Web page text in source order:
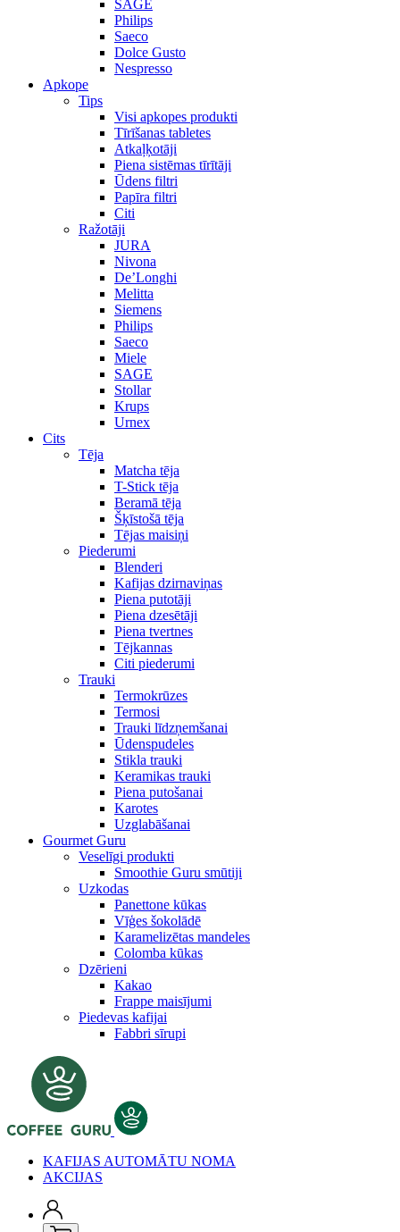
SAGE
Philips
Saeco
Dolce Gusto
Nespresso
Apkope
Tips
Visi apkopes produkti
Tīrīšanas tabletes
Atkaļķotāji
Piena sistēmas tīrītāji
Ūdens filtri
Papīra filtri
Citi
Ražotāji
JURA
Nivona
De’Longhi
Melitta
Siemens
Philips
Saeco
Miele
SAGE
Stollar
Krups
Urnex
Cits
Tēja
Matcha tēja
T-Stick tēja
Beramā tēja
Šķīstošā tēja
Tējas maisiņi
Piederumi
Blenderi
Kafijas dzirnaviņas
Piena putotāji
Piena dzesētāji
Piena tvertnes
Tējkannas
Citi piederumi
Trauki
Termokrūzes
Termosi
Trauki līdzņemšanai
Ūdenspudeles
Stikla trauki
Keramikas trauki
Piena putošanai
Karotes
Uzglabāšanai
Gourmet Guru
Veselīgi produkti
Smoothie Guru smūtiji
Uzkodas
Panettone kūkas
Vīģes šokolādē
Karamelizētas mandeles
Colomba kūkas
Dzērieni
Kakao
Frappe maisījumi
Piedevas kafijai
Fabbri sīrupi
KAFIJAS AUTOMĀTU NOMA
AKCIJAS